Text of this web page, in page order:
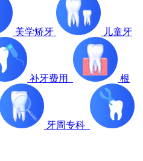
美学矫牙 儿童牙
补牙费用 根
牙周专科